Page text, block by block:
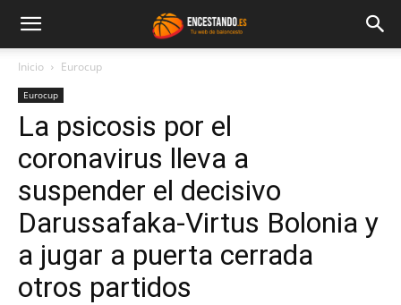
Inicio Eurocup
Eurocup
La psicosis por el
coronavirus lleva a
suspender el decisivo
Darussafaka-Virtus Bolonia y
a jugar a puerta cerrada
otros partidos